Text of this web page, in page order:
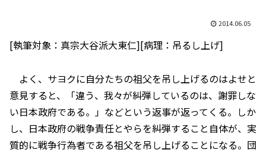
2014.06.05
[執筆対象：真宗大谷派大東仁][病理：吊るし上げ]
よく、サヨクに自分たちの祖父を吊し上げるのはよせと
意見すると、「違う、我々が糾弾しているのは、謝罪しな
い日本政府である。」などという返事が返ってくる。しか
し、日本政府の戦争責任とやらを糾弾すること自体が、実
質的に戦争行為者である祖父を吊し上げることになる。団